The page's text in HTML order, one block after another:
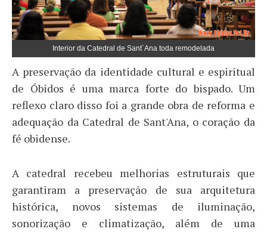
Interior da Catedral de Sant´Ana toda remodelada
​A preservação da identidade cultural e espiritual
de Óbidos é uma marca forte do bispado. Um
reflexo claro disso foi a grande obra de reforma e
adequação da Catedral de Sant'Ana, o coração da
fé obidense.
​A catedral recebeu melhorias estruturais que
garantiram a preservação de sua arquitetura
histórica, novos sistemas de iluminação,
sonorização e climatização, além de uma